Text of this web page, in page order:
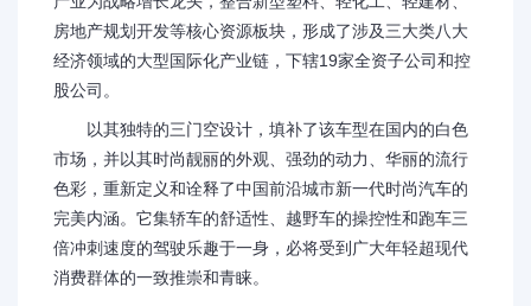
房地产规划开发等核心资源板块，形成了涉及三大类八大
经济领域的大型国际化产业链，下辖19家全资子公司和控
股公司。
以其独特的三门空设计，填补了该车型在国内的白色
市场，并以其时尚靓丽的外观、强劲的动力、华丽的流行
色彩，重新定义和诠释了中国前沿城市新一代时尚汽车的
完美内涵。它集轿车的舒适性、越野车的操控性和跑车三
倍冲刺速度的驾驶乐趣于一身，必将受到广大年轻超现代
消费群体的一致推崇和青睐。